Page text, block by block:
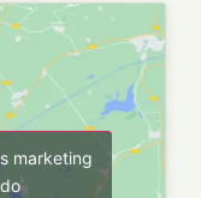
marketing